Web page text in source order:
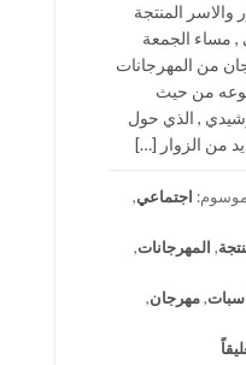
والاسر المنتجة
, مساء الجمعة
المهرجان من المهرجانات
نوعه من حيث
, الذي حول
من الزوار […]
موسوم: اجتماعي,
, المهرجانات,
,مهرجان,